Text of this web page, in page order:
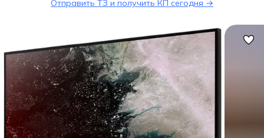
Отправить ТЗ и получить КП сегодня →